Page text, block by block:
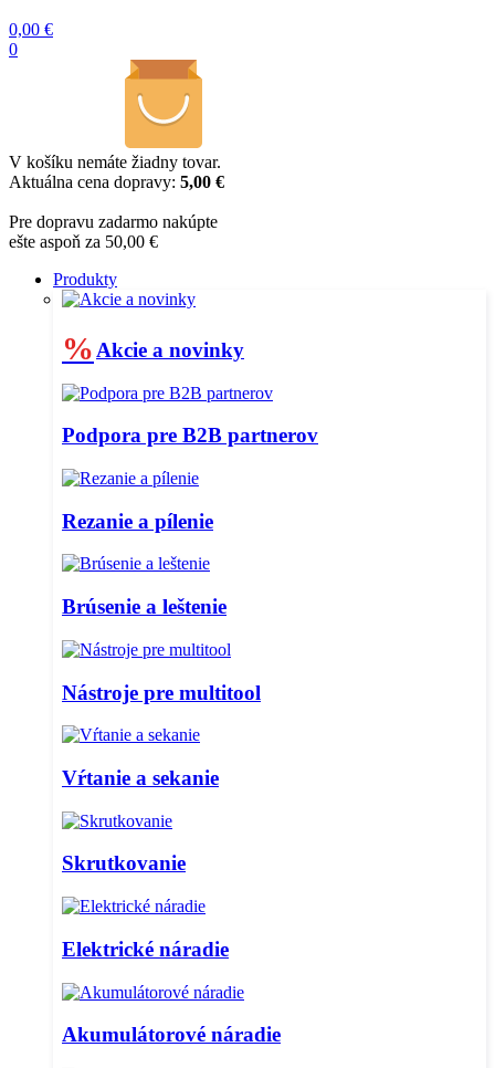
0,00 €
0
V košíku nemáte žiadny tovar.
Aktuálna cena dopravy: 5,00 €
Pre dopravu zadarmo nakúpte
ešte aspoň za 50,00 €
Produkty
% Akcie a novinky
Podpora pre B2B partnerov
Rezanie a pílenie
Brúsenie a leštenie
Nástroje pre multitool
Vŕtanie a sekanie
Skrutkovanie
Elektrické náradie
Akumulátorové náradie